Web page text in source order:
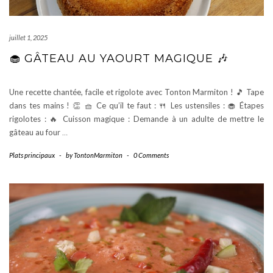
juillet 1, 2025
🧁 GÂTEAU AU YAOURT MAGIQUE 🎶
Une recette chantée, facile et rigolote avec Tonton Marmiton ! 🎵 Tape
dans tes mains ! 👏 🧺 Ce qu’il te faut : 🍴 Les ustensiles : 🧁 Étapes
rigolotes : 🔥 Cuisson magique : Demande à un adulte de mettre le
gâteau au four …
Plats principaux - byTontonMarmiton - 0 Comments